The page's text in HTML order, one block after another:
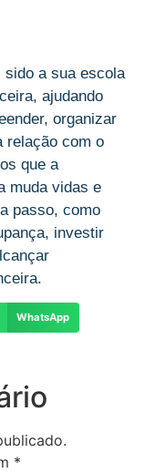
sido a sua escola
ajudando
organizar
relação com o
que a
muda vidas e
passo, como
investir
WhatsApp
*